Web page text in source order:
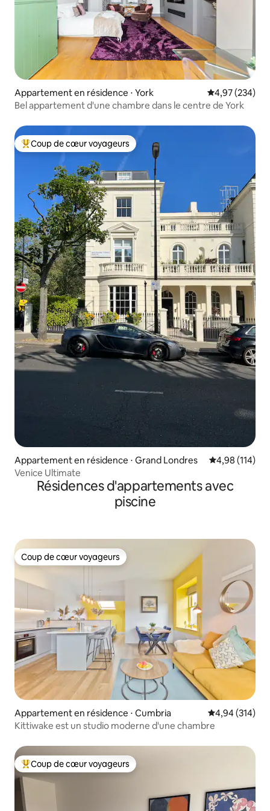
Appartement en résidence ⋅ York Évaluation
4,97 (234)
Bel appartement d'une chambre dans le centre de York
Coups de cœur voyageurs les plus appréciés
Coup de cœur voyageurs
Appartement en résidence ⋅ Grand Londres Évaluation
4,98 (114)
Venice Ultimate
Résidences d'appartements avec
piscine
Coup de cœur voyageurs
Coup de cœur voyageurs
Appartement en résidence ⋅ Cumbria Évaluation
4,94 (314)
Kittiwake est un studio moderne d'une chambre
Coups de cœur voyageurs les plus appréciés
Coup de cœur voyageurs